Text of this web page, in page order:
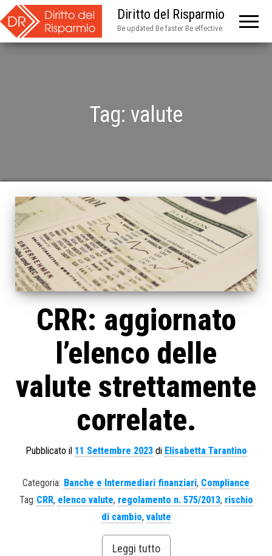
Diritto del Risparmio
Be updated Be faster Be effective
Tag: valute
CRR: aggiornato
l’elenco delle
valute strettamente
correlate.
Pubblicato il 11 Settembre 2023di Elisabetta Tarantino
Categoria: Banche e Intermediari finanziari, Compliance
Tag CRR, elenco valute, regolamento n. 575/2013, rischio
di cambio, valute
Leggi tutto